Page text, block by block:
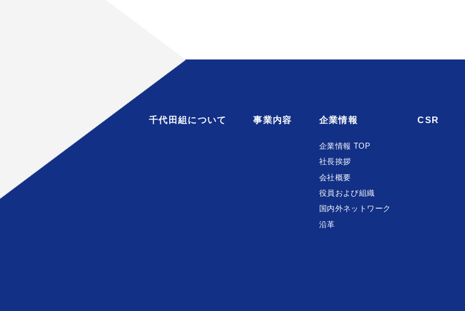
千代田組について 事業内容 企業情報
企業情報 TOP
社長挨拶
会社概要
役員および組織
国内外ネットワーク
沿革
CSR